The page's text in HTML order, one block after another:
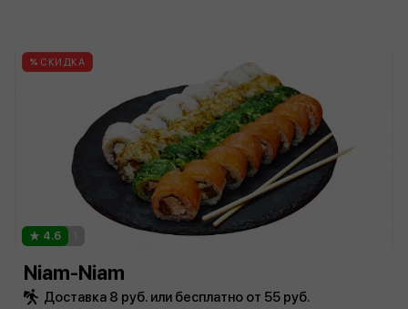
СКИДКА
4.6
Niam-Niam
Доставка 8 руб. или бесплатно от 55 руб.